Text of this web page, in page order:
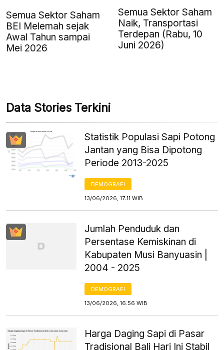
Semua Sektor Saham
BEI Melemah sejak
Awal Tahun sampai
Mei 2026
Semua Sektor Saham
Naik, Transportasi
Terdepan (Rabu, 10
Juni 2026)
Data Stories Terkini
Statistik Populasi Sapi Potong
Jantan yang Bisa Dipotong
Periode 2013-2025
DEMOGRAFI
13/06/2026, 17:11 WIB
Jumlah Penduduk dan
Persentase Kemiskinan di
Kabupaten Musi Banyuasin |
2004 - 2025
DEMOGRAFI
13/06/2026, 16:56 WIB
Harga Daging Sapi di Pasar
Tradisional Bali Hari Ini Stabil